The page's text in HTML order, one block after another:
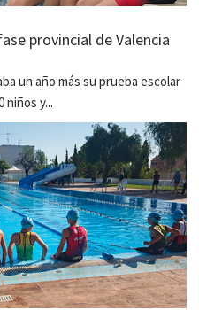
provincial de Valencia
un año más su prueba escolar
niños y...